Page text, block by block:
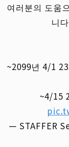
여러분의 도움
니
~2099년 4/1
~4/15
— STAFFER